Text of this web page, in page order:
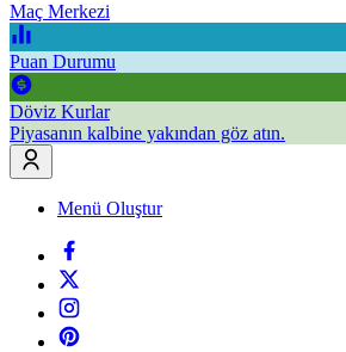
Maç Merkezi
Puan Durumu
Döviz Kurlar
Piyasanın kalbine yakından göz atın.
Menü Oluştur